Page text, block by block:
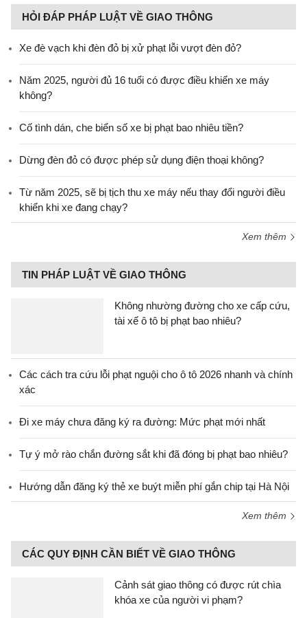
HỎI ĐÁP PHÁP LUẬT VỀ GIAO THÔNG
Xe đè vạch khi đèn đỏ bị xử phạt lỗi vượt đèn đỏ?
Năm 2025, người đủ 16 tuổi có được điều khiển xe máy
không?
Cố tình dán, che biển số xe bị phạt bao nhiêu tiền?
Dừng đèn đỏ có được phép sử dụng điện thoại không?
Từ năm 2025, sẽ bị tịch thu xe máy nếu thay đổi người điều
khiển khi xe đang chạy?
Xem thêm
TIN PHÁP LUẬT VỀ GIAO THÔNG
Không nhường đường cho xe cấp cứu,
tài xế ô tô bị phạt bao nhiêu?
Các cách tra cứu lỗi phạt nguội cho ô tô 2026 nhanh và chính
xác
Đi xe máy chưa đăng ký ra đường: Mức phạt mới nhất
Tự ý mở rào chắn đường sắt khi đã đóng bị phạt bao nhiêu?
Hướng dẫn đăng ký thẻ xe buýt miễn phí gắn chip tại Hà Nội
Xem thêm
CÁC QUY ĐỊNH CẦN BIẾT VỀ GIAO THÔNG
Cảnh sát giao thông có được rút chìa
khóa xe của người vi phạm?